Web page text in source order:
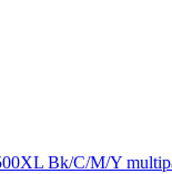
Bk/C/M/Y